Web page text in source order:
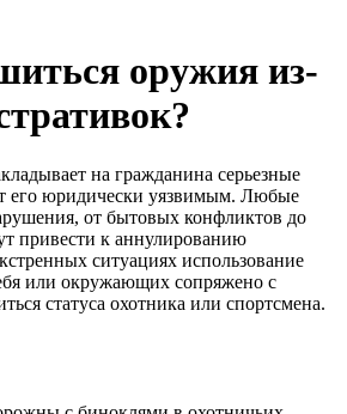
оружия из-
на гражданина серьезные
его юридически уязвимым. Любые
от бытовых конфликтов до
привести к аннулированию
ситуациях использование
или окружающих сопряжено с
статуса охотника или спортсмена.